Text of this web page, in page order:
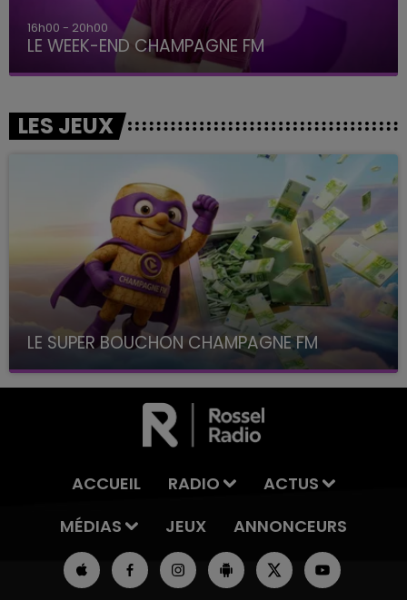
16h00 - 20h00
LE WEEK-END CHAMPAGNE FM
LES JEUX
LE SUPER BOUCHON CHAMPAGNE FM
avec La Famille Champagne FM, à 8H10
ACCUEIL RADIO
ACTUS
MÉDIAS
JEUX ANNONCEURS